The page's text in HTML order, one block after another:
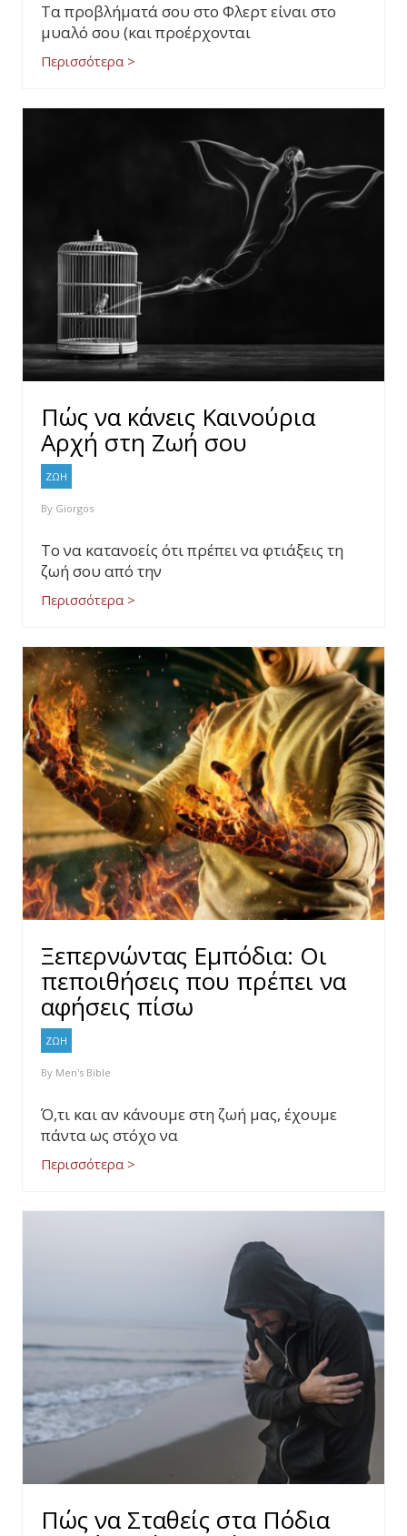
Τα προβλήματά σου στο Φλερτ είναι στο
μυαλό σου (και προέρχονται
Περισσότερα >
Πώς να κάνεις Καινούρια
Αρχή στη Ζωή σου
ΖΩΗ
By Giorgos
Το να κατανοείς ότι πρέπει να φτιάξεις τη
ζωή σου από την
Περισσότερα >
Ξεπερνώντας Εμπόδια: Οι
πεποιθήσεις που πρέπει να
αφήσεις πίσω
ΖΩΗ
By Men's Bible
Ό,τι και αν κάνουμε στη ζωή μας, έχουμε
πάντα ως στόχο να
Περισσότερα >
Πώς να Σταθείς στα Πόδια